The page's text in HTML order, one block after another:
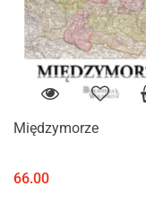
Międzymorze
66.00